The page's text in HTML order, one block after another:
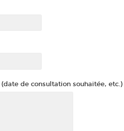
(date de consultation souhaitée, etc.)